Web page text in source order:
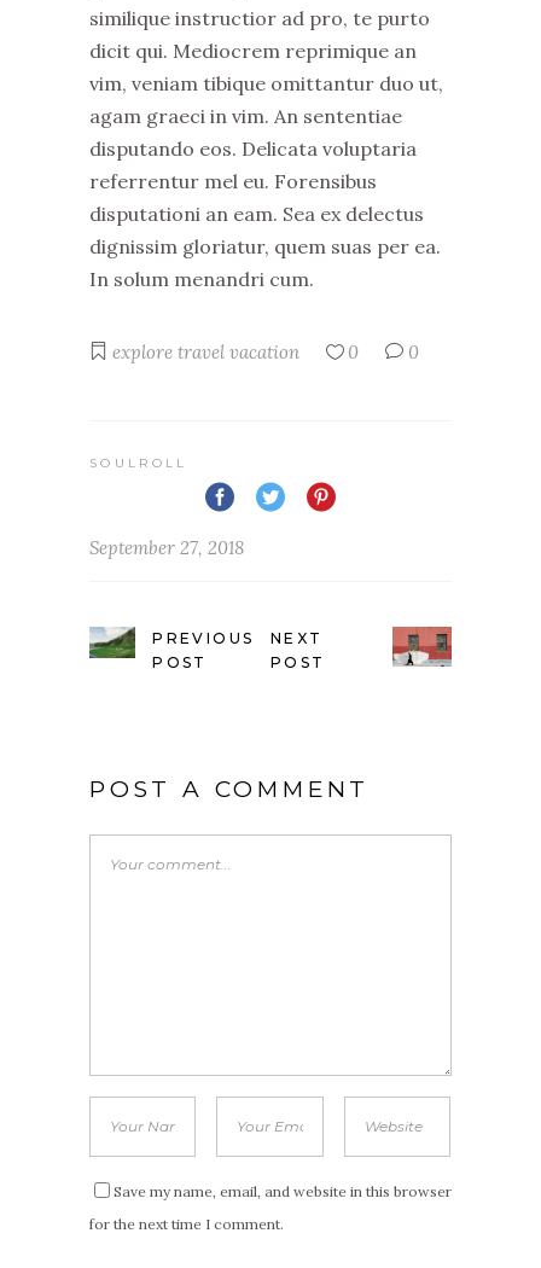
similique instructior ad pro, te purto
dicit qui. Mediocrem reprimique an
vim, veniam tibique omittantur duo ut,
agam graeci in vim. An sententiae
disputando eos. Delicata voluptaria
referrentur mel eu. Forensibus
disputationi an eam. Sea ex delectus
dignissim gloriatur, quem suas per ea.
In solum menandri cum.
explore travel vacation 0 0
SOULROLL
September 27, 2018
PREVIOUS
POST
NEXT
POST
POST A COMMENT
Save my name, email, and website in this browser
for the next time I comment.